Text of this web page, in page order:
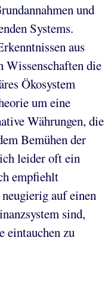
und
Systems.
aus
Wissenschaften die
Ökosystem
um eine
Währungen, die
Bemühen der
leider oft ein
empfiehlt
auf einen
sind,
eintauchen zu